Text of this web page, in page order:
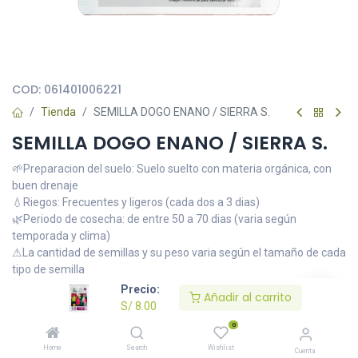
Precio:
S/8.00
Añadir al carrito
Home Search
0
Wishlist Cuenta
COD: 061401006221
Tienda SEMILLA DOGO ENANO / SIERRA S.
SEMILLA DOGO ENANO / SIERRA S.
🌱Preparacion del suelo: Suelo suelto con materia orgánica, con
buen drenaje
💧Riegos: Frecuentes y ligeros (cada dos a 3 dias)
🌿Periodo de cosecha: de entre 50 a 70 dias (varia según
temporada y clima)
⚠La cantidad de semillas y su peso varia según el tamaño de cada
tipo de semilla
🌱Preparacion del suelo: Suelo suelto con materia orgánica, con
buen drenaje
💧Riegos: Frecuentes y ligeros (cada dos a 3 dias)
🌿Periodo de cosecha: de entre 50 a 70 dias (varia según